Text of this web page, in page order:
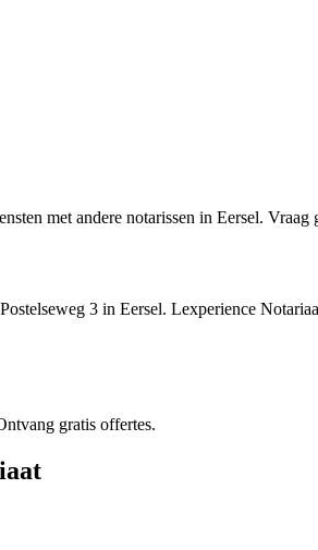
met andere notarissen in Eersel. Vraag
3 in Eersel. Lexperience
gratis offertes.